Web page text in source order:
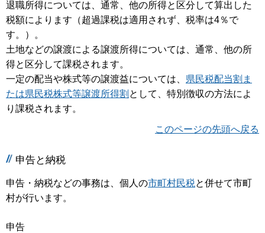
退職所得については、通常、他の所得と区分して算出した
税額によります（超過課税は適用されず、税率は4％で
す。）。
土地などの譲渡による譲渡所得については、通常、他の所
得と区分して課税されます。
一定の配当や株式等の譲渡益については、 県民税配当割ま
たは県民税株式等譲渡所得割 として、特別徴収の方法によ
り課税されます。
このページの先頭へ戻る
申告と納税
申告・納税などの事務は、個人の市町村民税と併せて市町
村が行います。
申告